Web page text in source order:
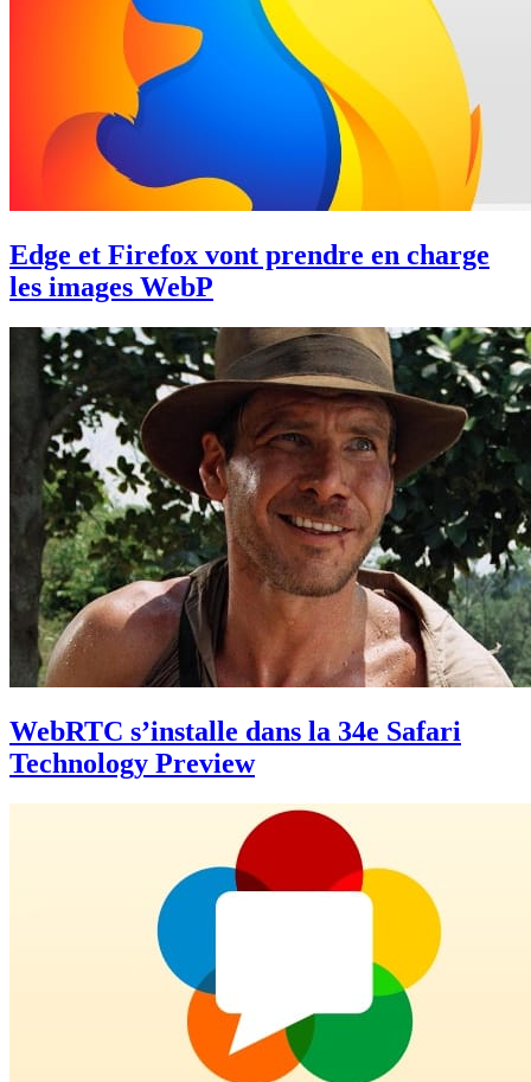
Edge et Firefox vont prendre en charge
les images WebP
WebRTC s’installe dans la 34e Safari
Technology Preview